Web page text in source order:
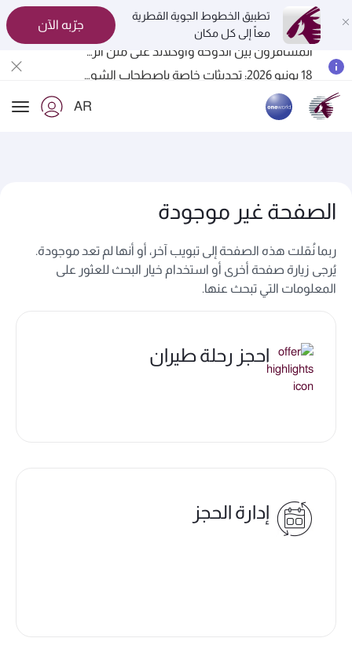
تطبيق الخطوط الجوية القطرية
معاً إلى كل مكان
جرّبه الآن
المسافرون بين الدوحة وأوكلاند على متن الرحلات الجوية رقم QR914 ورقم QR915
الخطوط الجوية القطرية تعزز شبكة وجهاتها العالمية لتشمل ما يزيد عن 160 وجهة
AR
الصفحة غير موجودة
ربما نُقلت هذه الصفحة إلى تبويب آخر، أو أنها لم تعد موجودة.
يُرجى زيارة صفحة أخرى أو استخدام خيار البحث للعثور على
المعلومات التي تبحث عنها.
احجز رحلة طيران
إدارة الحجز